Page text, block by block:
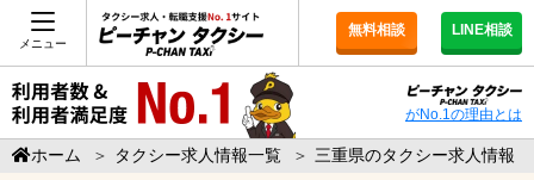
メニュー
無料相談 LINE相談
がNo.1の理由とは
ホーム ＞ タクシー求人情報一覧 ＞ 三重県のタクシー求人情報